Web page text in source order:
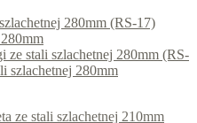
(RS-17)
(RS-
szlachetnej 280mm